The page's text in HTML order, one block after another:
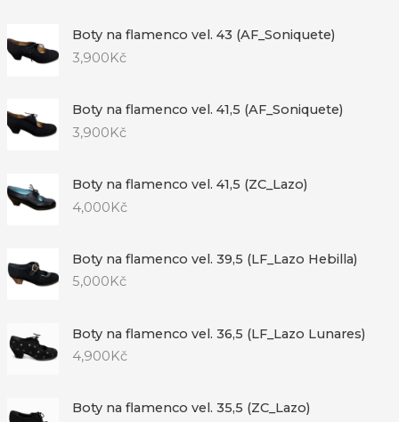
Boty na flamenco vel. 43 (AF_Soniquete)
3,900Kč
Boty na flamenco vel. 41,5 (AF_Soniquete)
3,900Kč
Boty na flamenco vel. 41,5 (ZC_Lazo)
4,000Kč
Boty na flamenco vel. 39,5 (LF_Lazo Hebilla)
5,000 Kč
Boty na flamenco vel. 36,5 (LF_Lazo Lunares)
4,900 Kč
Boty na flamenco vel. 35,5 (ZC_Lazo)